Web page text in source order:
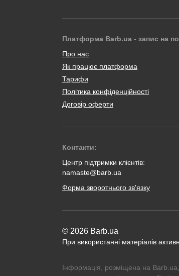
Платформа Barb.ua - запис на
Про нас
Як працює платформа
Тарифи
Політика конфіденційності
Договір оферти
Контакти:
Центр підтримки клієнтів:
namaste@barb.ua
Форма зворотнього зв'язку
© 2026 Barb.ua
При використанні матеріалів
Інформація, розміщена на